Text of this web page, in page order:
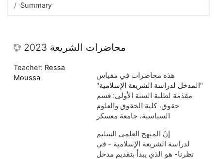
Summary
محاضرات الشريعة 2023
هذه محاضرات في مقياس
"المدخل لدراسة الشريعة الإسلامية"
مقدَمة لطلبة السنة الأولى: قسم
حقوق، كلية الحقوق والعلوم
السياسية، جامعة معسكر
إنّ المنهج العلمي السليم
لدراسة الشريعة الإسلامية - في
نظرنا- هو الذي يبدأ بتقديم مدخل
Teacher: Ressa
Moussa